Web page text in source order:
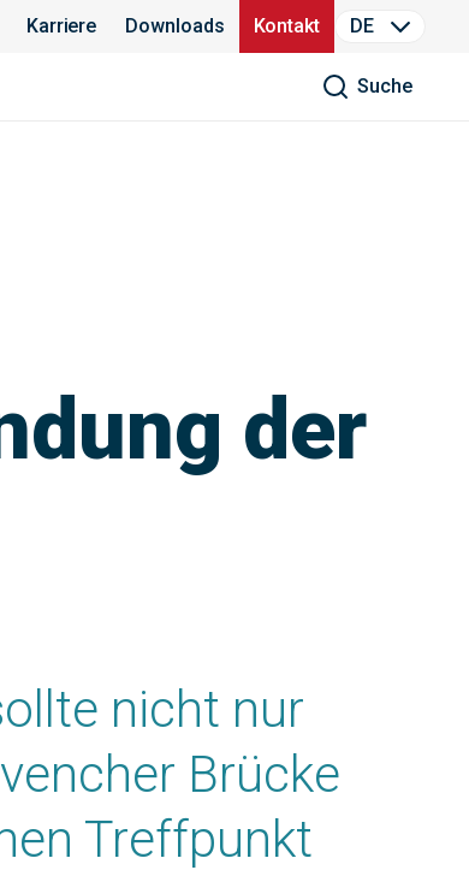
Karriere Downloads Kontakt DE
Suche
der
nicht nur
Brücke
Treffpunkt